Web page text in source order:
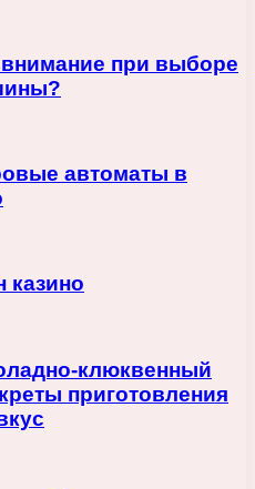
при выборе
автоматы в
казино
клюквенный
приготовления